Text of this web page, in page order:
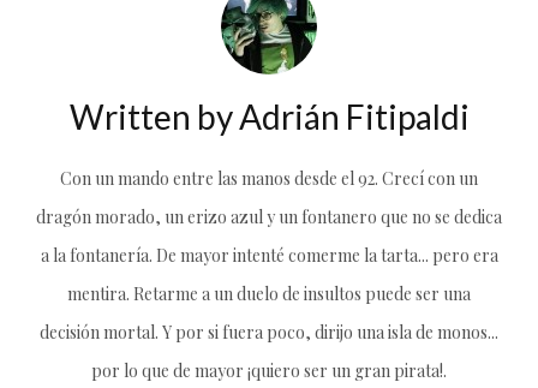
Written byAdrián Fitipaldi
Con un mando entre las manos desde el 92. Crecí con un
dragón morado, un erizo azul y un fontanero que no se dedica
a la fontanería. De mayor intenté comerme la tarta... pero era
mentira. Retarme a un duelo de insultos puede ser una
decisión mortal. Y por si fuera poco, dirijo una isla de monos...
por lo que de mayor ¡quiero ser un gran pirata!.